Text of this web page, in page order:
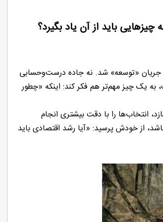
باید از آن یاد بگیرد؟
جریان «توسعه» شد. نه جاده درست‌وحسابی
یک چیز مهم‌تر هم فکر کند: اینکه «چطور
انتخاب‌ها را با دقت بیشتری انجام
از خودش پرسید: «آیا رشد اقتصادی باید